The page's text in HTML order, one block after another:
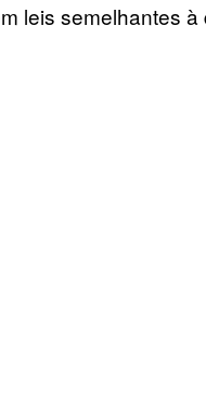
leis semelhantes